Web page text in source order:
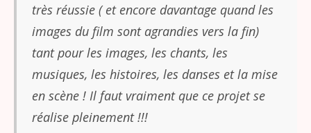
très réussie ( et encore davantage quand les
images du film sont agrandies vers la fin)
tant pour les images, les chants, les
musiques, les histoires, les danses et la mise
en scène ! Il faut vraiment que ce projet se
réalise pleinement !!!